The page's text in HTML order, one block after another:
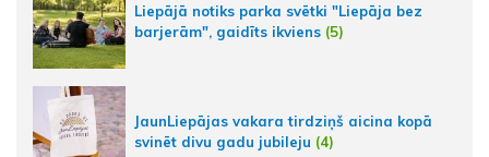
Liepājā notiks parka svētki "Liepāja bez
barjerām", gaidīts ikviens (5)
JaunLiepājas vakara tirdziņš aicina kopā
svinēt divu gadu jubileju (4)